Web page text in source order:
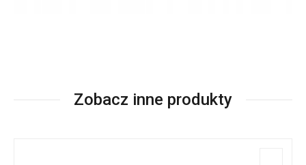
Zobacz inne produkty